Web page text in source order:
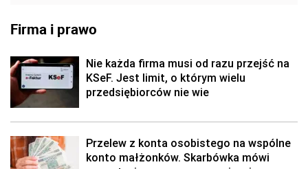
Firma i prawo
Nie każda firma musi od razu przejść na
KSeF. Jest limit, o którym wielu
przedsiębiorców nie wie
Przelew z konta osobistego na wspólne
konto małżonków. Skarbówka mówi